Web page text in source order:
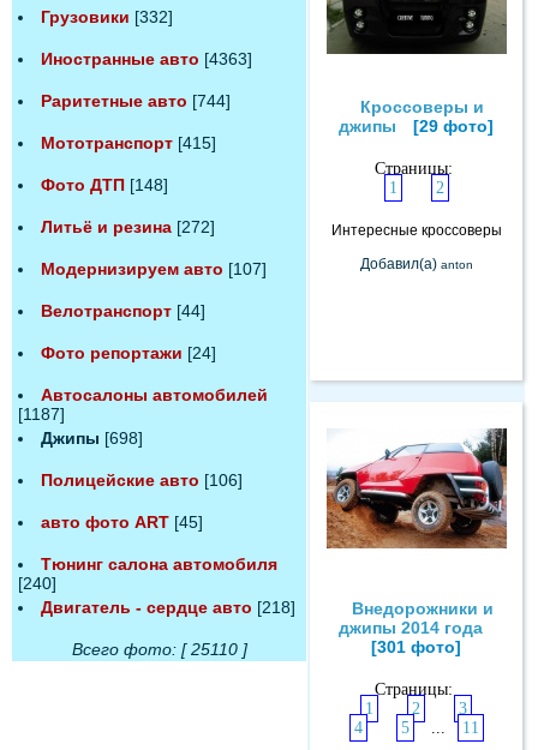
Грузовики [332]
Иностранные авто [4363]
Раритетные авто [744]
Мототранспорт [415]
Фото ДТП [148]
Литьё и резина [272]
Модернизируем авто [107]
Велотранспорт [44]
Фото репортажи [24]
Автосалоны автомобилей
[1187]
Джипы [698]
Полицейские авто [106]
авто фото ART [45]
Тюнинг салона автомобиля
[240]
Двигатель - сердце авто [218]
Всего фото: [ 25110 ]
Кроссоверы и
джипы
[29 фото]
Страницы:
1
2
Интересные кроссоверы
Добавил(а) anton
Внедорожники и
джипы 2014 года
[301 фото]
Страницы:
1
2
3
4
5 11